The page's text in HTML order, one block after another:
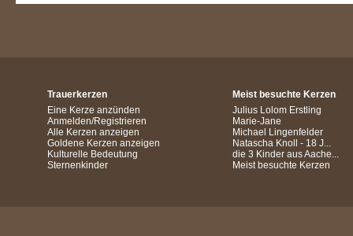
Trauerkerzen
Eine Kerze anzünden
Anmelden/Registrieren
Alle Kerzen anzeigen
Goldene Kerzen anzeigen
Kulturelle Bedeutung
Sternenkinder
Meist besuchte Kerzen
Julius Lolom Erstling
Marie-Jane
Michael Lingenfelder
Natascha Knoll - 18 J...
die 3 Kinder aus Aache...
Meist besuchte Kerzen